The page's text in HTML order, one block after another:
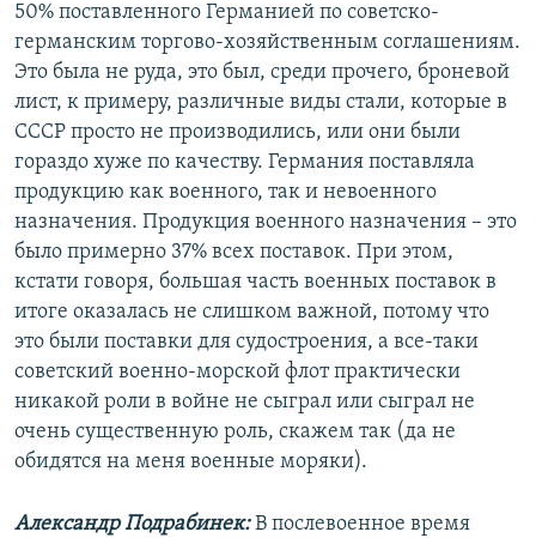
50% поставленного Германией по советско-
германским торгово-хозяйственным соглашениям.
Это была не руда, это был, среди прочего, броневой
лист, к примеру, различные виды стали, которые в
СССР просто не производились, или они были
гораздо хуже по качеству. Германия поставляла
продукцию как военного, так и невоенного
назначения. Продукция военного назначения – это
было примерно 37% всех поставок. При этом,
кстати говоря, большая часть военных поставок в
итоге оказалась не слишком важной, потому что
это были поставки для судостроения, а все-таки
советский военно-морской флот практически
никакой роли в войне не сыграл или сыграл не
очень существенную роль, скажем так (да не
обидятся на меня военные моряки).
Александр Подрабинек:В послевоенное время